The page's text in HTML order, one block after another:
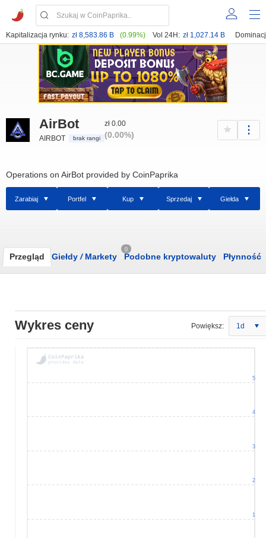
Kapitalizacja rynku: zł 8,583.86 B (0.99%) Vol 24H: zł 1,027.14 B
AirBot
AIRBOT brak rangi
zł 0.00
(0.00%)
Operations on AirBot provided by CoinPaprika
Zarabiaj Portfel Kup Sprzedaj Giełda
Przegląd Giełdy /Markety
0
Podobne kryptowaluty Płynność
Wykres ceny Powiększ: 1d
1
2
3
4
5